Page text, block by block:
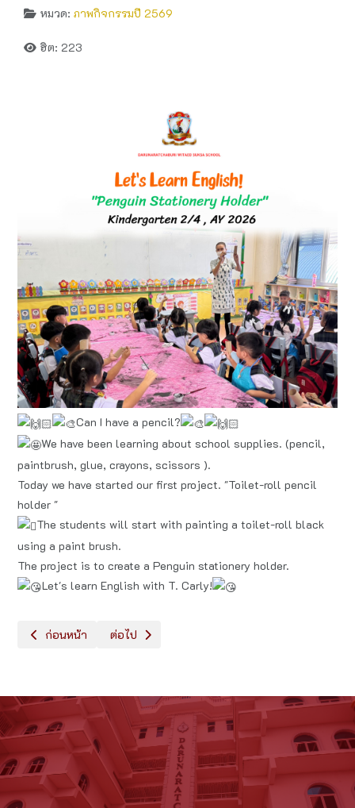
หมวด: ภาพกิจกรรมปี 2569
ฮิต: 223
Can I have a pencil?
We have been learning about school supplies. (pencil,
paintbrush, glue, crayons, scissors ).
Today we have started our first project. "Toilet-roll pencil
holder "
The students will start with painting a toilet-roll black
using a paint brush.
The project is to create a Penguin stationery holder.
Let's learn English with T. Carly!
เนื้อหาก่อนหน้า: กิจกรรม "โอวันตินสมาร์ท Happy Milk"
ก่อนหน้า เนื้อหาถัดไป: Magnetic Tiles (ตัวต่อแม่เหล็ก)
ต่อไป